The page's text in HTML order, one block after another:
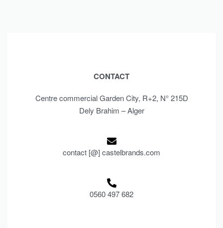
CONTACT
Centre commercial Garden City, R+2, N° 215D
Dely Brahim – Alger
contact [@] castelbrands.com
0560 497 682